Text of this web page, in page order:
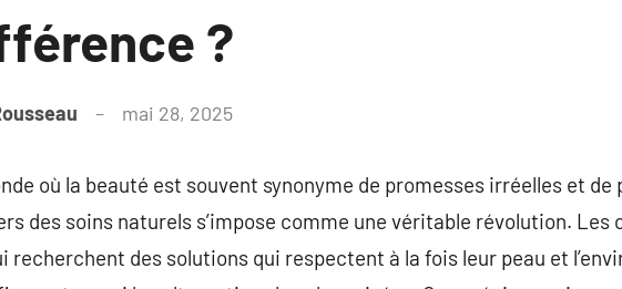
?
mai 28, 2025
où la beauté est souvent synonyme de promesses irréelles et
des soins naturels s’impose comme une véritable révolution. Les
recherchent des solutions qui respectent à la fois leur peau et